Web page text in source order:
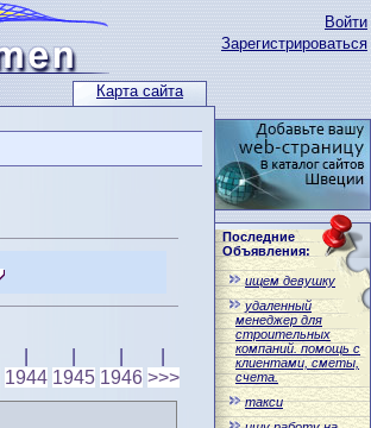
Карта сайта
Войти
Зарегистрироваться
Последние
Объявления:
ищем девушку
удаленный
менеджер для
строительных
компаний. помощь с
клиентами, сметы,
счета.
такси
1944 1945 1946 >>>